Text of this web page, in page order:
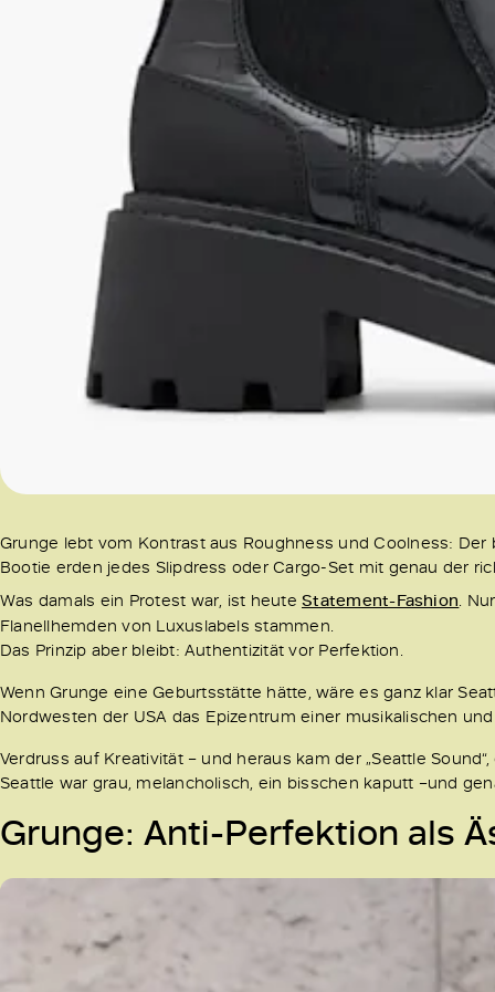
Grunge lebt vom Kontrast aus Roughness und Coolness:
Bootie erden jedes Slipdress oder Cargo-Set mit genau der
Was damals ein Protest war, ist heuteStatement-Fashion.
Flanellhemden von Luxuslabels stammen.
Das Prinzip aber bleibt: Authentizität vor Perfektion.
Wenn Grunge eine Geburtsstätte hätte, wäre es ganz klar
Nordwesten der USA das Epizentrum einer musikalischen
Verdruss auf Kreativität – und heraus kam der „Seattle
Seattle war grau, melancholisch, ein bisschen kaputt –und
Grunge: Anti-Perfektion als